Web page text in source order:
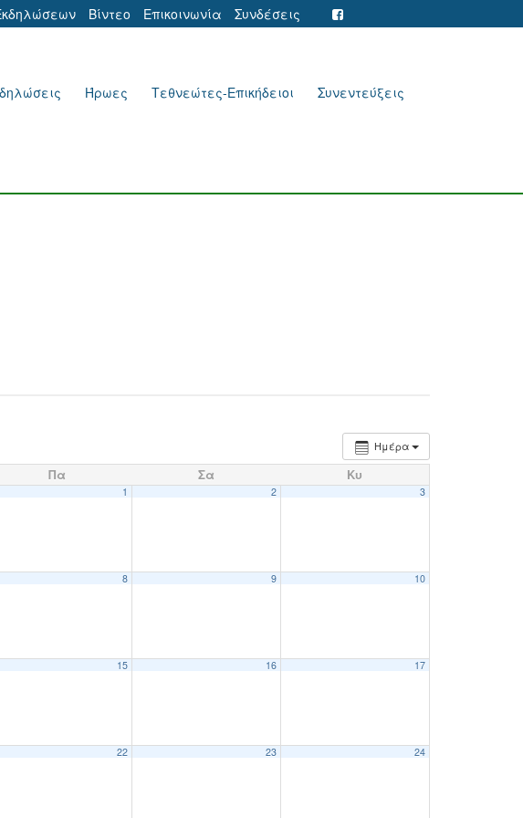
Βίντεο Επικοινωνία Συνδέσεις
Ήρωες Τεθνεώτες-Επικήδειοι Συνεντεύξεις
Ημέρα
Πα Σα Κυ
1 2 3
8 9 10
15 16 17
22 23 24